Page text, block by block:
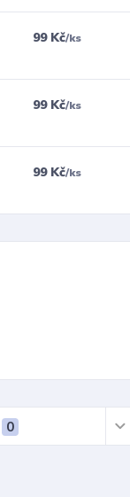
99 Kč/ks
99 Kč/ks
99 Kč/ks
0